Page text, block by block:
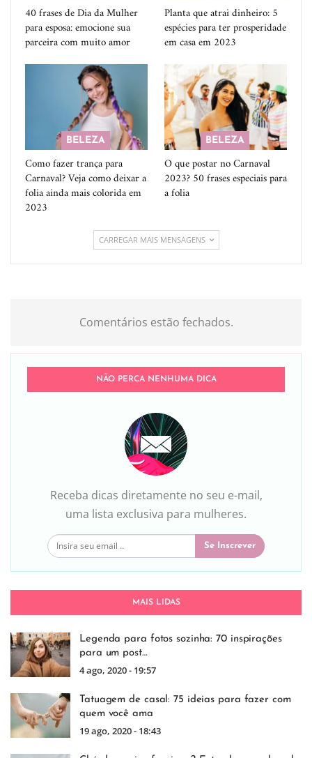
40 frases de Dia da Mulher
para esposa: emocione sua
parceira com muito amor
Planta que atrai dinheiro: 5
espécies para ter prosperidade
em casa em 2023
BELEZA
Como fazer trança para
Carnaval? Veja como deixar a
folia ainda mais colorida em
2023
BELEZA
O que postar no Carnaval
2023? 50 frases especiais para
a folia
CARREGAR MAIS MENSAGENS
Comentários estão fechados.
NÃO PERCA NENHUMA DICA
Receba dicas diretamente no seu e-mail,
uma lista exclusiva para mulheres.
Se Inscrever
MAIS LIDAS
Legenda para fotos sozinha: 70 inspirações
para um post…
4 ago, 2020 - 19:57
Tatuagem de casal: 75 ideias para fazer com
quem você ama
19 ago, 2020 - 18:43